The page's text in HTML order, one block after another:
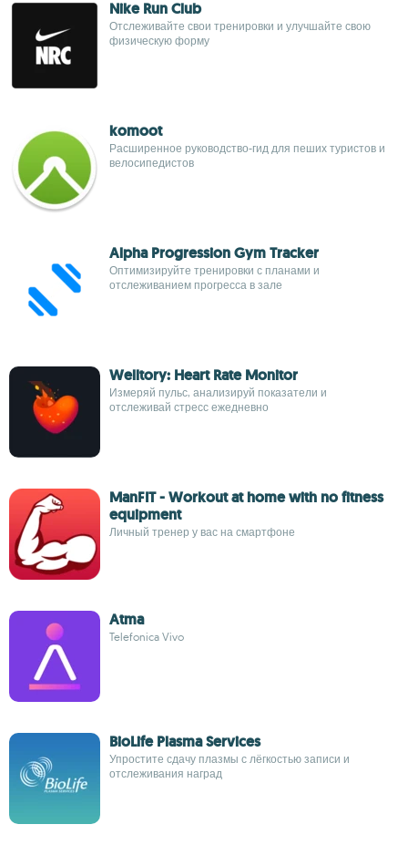
Nike Run Club
Отслеживайте свои тренировки и улучшайте свою
физическую форму
komoot
Расширенное руководство-гид для пеших туристов и
велосипедистов
Alpha Progression Gym Tracker
Оптимизируйте тренировки с планами и
отслеживанием прогресса в зале
Welltory: Heart Rate Monitor
Измеряй пульс, анализируй показатели и
отслеживай стресс ежедневно
ManFIT - Workout at home with no fitness
equipment
Личный тренер у вас на смартфоне
Atma
Telefonica Vivo
BioLife Plasma Services
Упростите сдачу плазмы с лёгкостью записи и
отслеживания наград